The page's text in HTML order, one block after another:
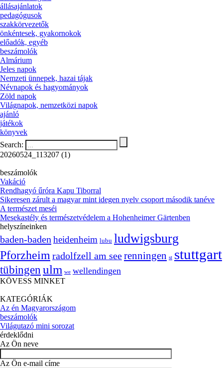
állásajánlatok
pedagógusok
szakkörvezetők
önkéntesek, gyakornokok
előadók, egyéb
beszámolók
Almárium
Jeles napok
Nemzeti ünnepek, hazai tájak
Névnapok és hagyományok
Zöld napok
Világnapok, nemzetközi napok
ajánló
játékok
könyvek
Search:
20260524_113207 (1)
beszámolók
Vakáció
Rendhagyó űróra Kapu Tiborral
Sikeresen zárult a magyar mint idegen nyelv csoport második tanéve
A természet meséi
Mesekastély és természetvédelem a Hohenheimer Gärtenben
helyszíneinken
baden-baden heidenheim lubu ludwigsburg
Pforzheim radolfzell am seerenningen st stuttgart
tübingen ulm we wellendingen
KÖVESS MINKET
KATEGÓRIÁK
Az én Magyarországom
beszámolók
Világutazó mini sorozat
érdeklődni
Az Ön neve
Az Ön e-mail címe